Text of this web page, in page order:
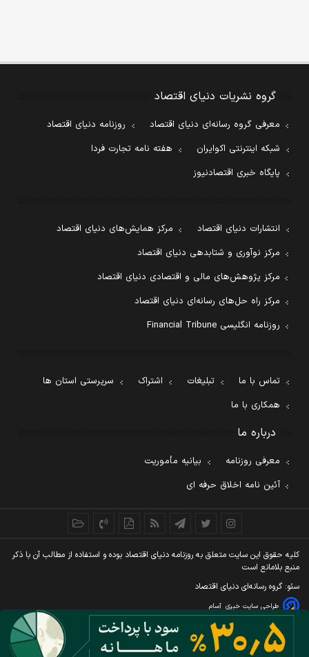
گروه نشریات دنیای اقتصاد
معرفی گروه رسانه‌ای دنیای اقتصاد
روزنامه دنیای اقتصاد
شبکه اینترنتی اکوایران
هفته نامه تجارت فردا
پایگاه خبری اقتصادنیوز
انتشارات دنیای اقتصاد
مرکز همایش‌های دنیای اقتصاد
مرکز نوآوری و شتابدهی دنیای اقتصاد
مرکز پژوهش‌های مالی و اقتصادی دنیای اقتصاد
مرکز راه حل‌های رسانه‌ای دنیای اقتصاد
روزنامه انگلیسی Financial Tribune
تماس با ما تبلیغات اشتراک
سرپرستی استان ها
همکاری با ما
درباره ما
معرفی روزنامه
بیانیه مأموریت
آئین نامه اخلاق حرفه ای
کليه حقوق اين سايت متعلق به روزنامه دنيای اقتصاد بوده و استفاده از مطالب آن با ذکر
منبع بلامانع است
سئو: گروه رسانه‌ای دنیای اقتصاد
طراحی سایت خبری آسام